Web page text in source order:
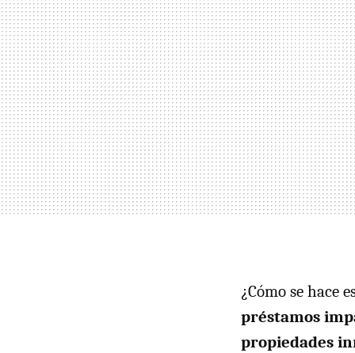
¿Cómo se hace
préstamos
propiedades